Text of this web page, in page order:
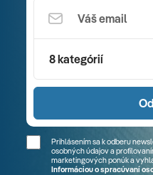
8 kategórií
Prihlásením sa k odberu
osobných údajov a
marketingových ponúk a
Informáciou o spracúvaní